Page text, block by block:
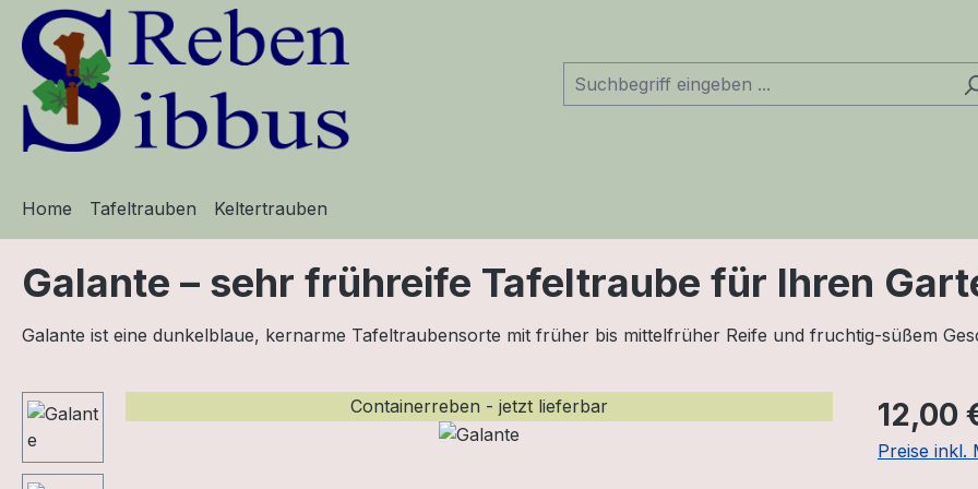
Hauptinhalt springen
Zur Suche springen
Zur Hauptnavigation springen
Home Tafeltrauben Keltertrauben
Galante – sehr frühreife Tafeltraube für Ihren
Galante ist eine dunkelblaue, kernarme Tafeltraubensorte mit früher bis mittelfrüher Reife und fruchtig-süßem
Bildergalerie überspringen Containerreben - jetzt lieferbar Regulärer
12,00
Preise inkl.